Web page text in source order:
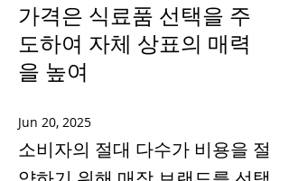
가격은 식료품 선택을 주
도하여 자체 상표의 매력
을 높여
Jun 20, 2025
소비자의 절대 다수가 비용을 절